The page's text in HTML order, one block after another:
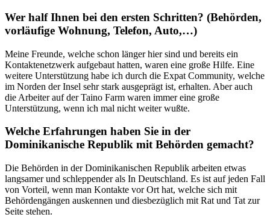
Wer half Ihnen bei den ersten Schritten? (Behörden,
vorläufige Wohnung, Telefon, Auto,…)
Meine Freunde, welche schon länger hier sind und bereits ein
Kontaktenetzwerk aufgebaut hatten, waren eine große Hilfe. Eine
weitere Unterstützung habe ich durch die Expat Community, welche
im Norden der Insel sehr stark ausgeprägt ist, erhalten. Aber auch
die Arbeiter auf der Taino Farm waren immer eine große
Unterstützung, wenn ich mal nicht weiter wußte.
Welche Erfahrungen haben Sie in der
Dominikanische Republik mit Behörden gemacht?
Die Behörden in der Dominikanischen Republik arbeiten etwas
langsamer und schleppender als In Deutschland. Es ist auf jeden Fall
von Vorteil, wenn man Kontakte vor Ort hat, welche sich mit
Behördengängen auskennen und diesbezüglich mit Rat und Tat zur
Seite stehen.